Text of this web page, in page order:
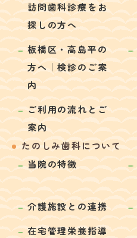
訪問歯科診療をお
探しの方へ
板橋区・高島平の
方へ｜検診のご案
内
ご利用の流れとご
案内
たのしみ歯科について
当院の特徴
介護施設との連携
在宅管理栄養指導